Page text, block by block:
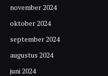
november 2024
oktober 2024
september 2024
augustus 2024
juni 2024